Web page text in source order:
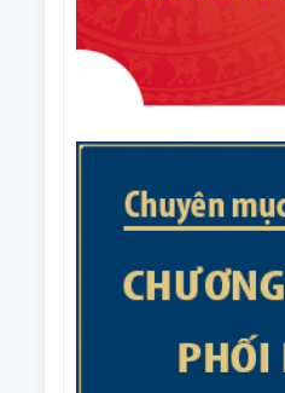
nhiệm vụ trọng tâm năm